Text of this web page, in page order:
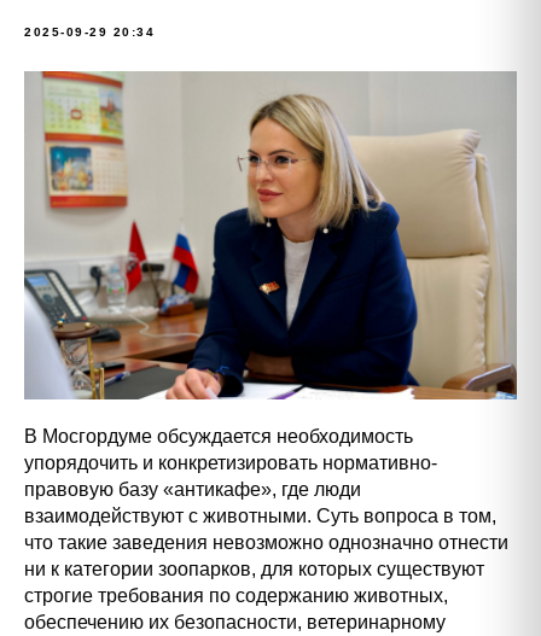
2025-09-29 20:34
В Мосгордуме обсуждается необходимость
упорядочить и конкретизировать нормативно-
правовую базу «антикафе», где люди
взаимодействуют с животными. Суть вопроса в том,
что такие заведения невозможно однозначно отнести
ни к категории зоопарков, для которых существуют
строгие требования по содержанию животных,
обеспечению их безопасности, ветеринарному